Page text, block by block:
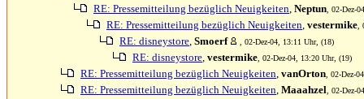
RE: Pressemitteilung bezüglich Neuigkeiten, Neptun , 02-Dez-
RE: Pressemitteilung bezüglich Neuigkeiten, vestermike
RE: disneystore, Smoerf , 02-Dez-04, 13:11 Uhr, (18)
RE: disneystore, vestermike , 02-Dez-04, 13:20 Uhr, (19)
RE: Pressemitteilung bezüglich Neuigkeiten, vanOrton , 02-Dez-
RE: Pressemitteilung bezüglich Neuigkeiten, Maaahzel , 02-Dez-